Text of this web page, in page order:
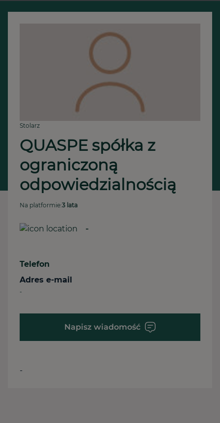
Stolarz
QUASPE spółka z
ograniczoną
odpowiedzialnością
Na platformie:3 lata
-
Telefon
Adres e-mail
-
Napisz wiadomość
-